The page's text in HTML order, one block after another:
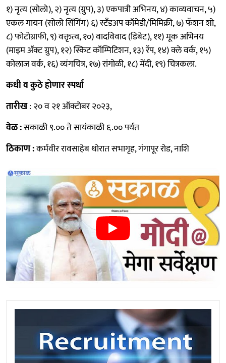
१) नृत्य (सोलो), २) नृत्य (ग्रुप), ३) एकपात्री अभिनय, ४) काव्यवाचन, ५)
एकल गायन (सोलो सिंगिंग) ६) स्टँडअप कॉमेडी/मिमिक्री, ७) फॅशन शो,
८) फोटोग्राफी, ९) वक्तृत्व, १०) वादविवाद (डिबेट), ११) मूक अभिनय
(माइम ॲक्ट ग्रुप), १२) स्किट कॉम्पिटिशन, १३) रॅप, १४) क्ले वर्क, १५)
कोलाज वर्क, १६) व्यंगचित्र, १७) रांगोळी, १८) मेंदी, १९) चित्रकला.
कधी व कुठे होणार स्‍पर्धा
तारीख: २० व २१ ऑक्टोबर २०२३,
वेळ :सकाळी ९.०० ते सायंकाळी ६.०० पर्यंत
ठिकाण :कर्मवीर रावसाहेब थोरात सभागृह, गंगापूर रोड, नाशि